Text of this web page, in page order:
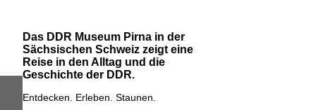
Das DDR Museum Pirna in der
Sächsischen Schweiz zeigt eine
Reise in den Alltag und die
Geschichte der DDR.
Entdecken. Erleben. Staunen.